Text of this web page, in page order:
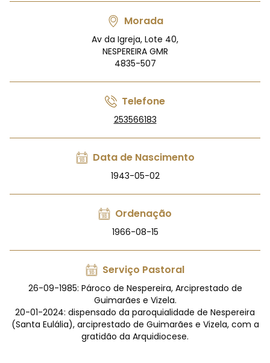
Morada
Av da Igreja, Lote 40,
NESPEREIRA GMR
4835-507
Telefone
253566183
Data de Nascimento
1943-05-02
Ordenação
1966-08-15
Serviço Pastoral
26-09-1985: Pároco de Nespereira, Arciprestado de
Guimarães e Vizela.
20-01-2024: dispensado da paroquialidade de Nespereira
(Santa Eulália), arciprestado de Guimarães e Vizela, com a
gratidão da Arquidiocese.